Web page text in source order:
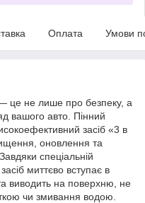
Оплата Умови
— це не лише про безпеку, а
вашого авто. Пінний
засіб «3 в
оновлення та
спеціальній
миттєво вступає в
виводить на поверхню, не
чи змивання водою.